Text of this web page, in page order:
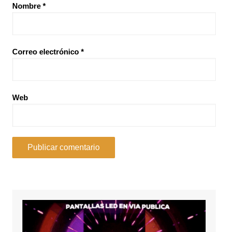
Nombre *
Correo electrónico *
Web